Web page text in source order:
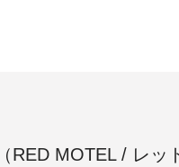
RED MOTEL / レッ